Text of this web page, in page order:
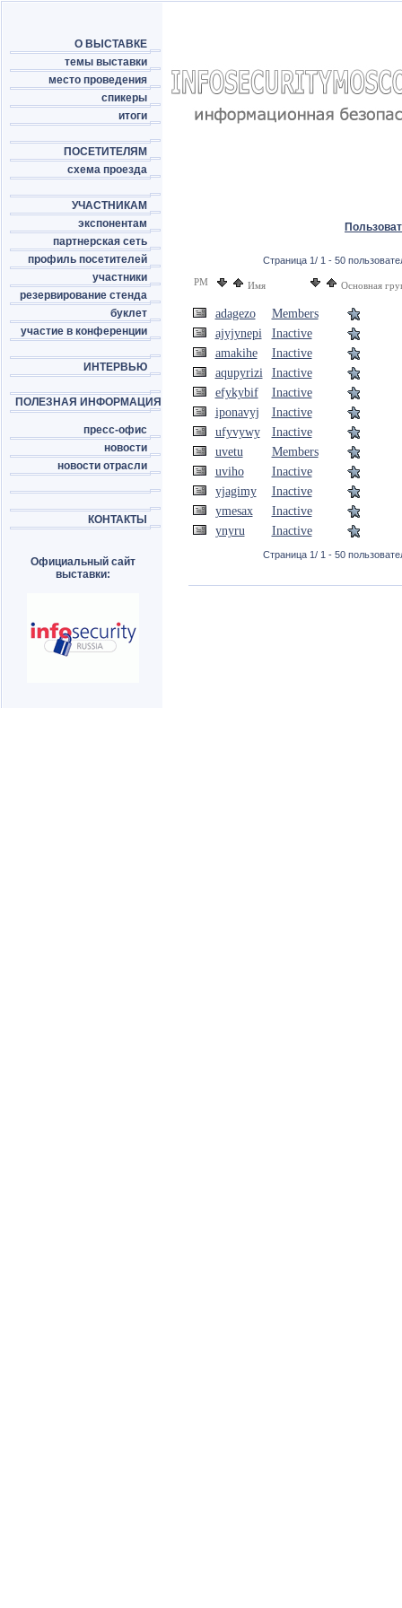
О ВЫСТАВКЕ
темы выставки
место проведения
спикеры
итоги
ПОСЕТИТЕЛЯМ
схема проезда
УЧАСТНИКАМ
экспонентам
партнерская сеть
профиль посетителей
участники
резервирование стенда
буклет
участие в конференции
ИНТЕРВЬЮ
ПОЛЕЗНАЯ ИНФОРМАЦИЯ
пресс-офис
новости
новости отрасли
КОНТАКТЫ
Официальный сайт
выставки:
Страница 1/ 1 - 50
PM
Имя Основная
adagezo
Members
ajyjynepi
Inactive
amakihe
Inactive
aqupyrizi
Inactive
efykybif
Inactive
iponavyj
Inactive
ufyvywy
Inactive
uvetu
Members
uviho
Inactive
yjagimy
Inactive
ymesax
Inactive
ynyru
Inactive
Страница 1/ 1 - 50